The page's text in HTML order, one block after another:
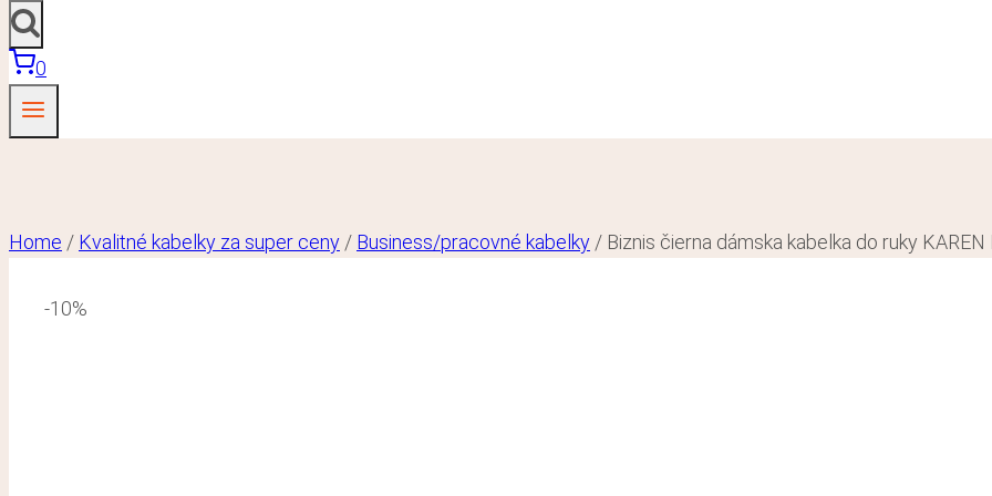
0
Home / Kvalitné kabelky za super ceny / Business/pracovné kabelky / Biznis čierna dámska kabelka do ruky
-10%